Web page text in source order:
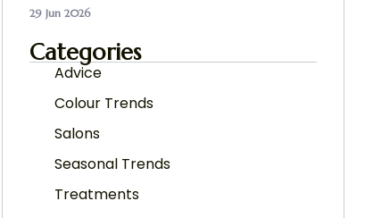
29 Jun 2026
Categories
Advice
Colour Trends
Salons
Seasonal Trends
Treatments